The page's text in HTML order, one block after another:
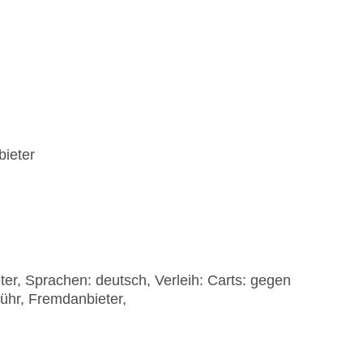
Sprachen: deutsch, Verleih: Carts: gegen
Fremdanbieter,